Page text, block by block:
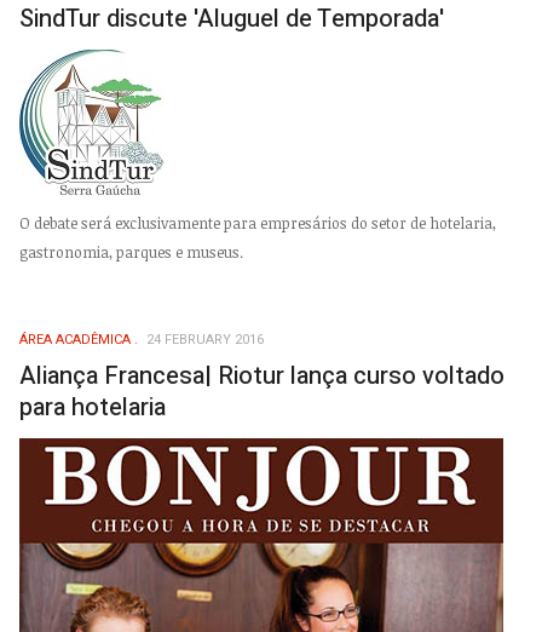
SindTur discute 'Aluguel de Temporada'
O debate será exclusivamente para empresários do setor de hotelaria,
gastronomia, parques e museus.
ÁREA ACADÊMICA 24 FEBRUARY 2016
Aliança Francesa| Riotur lança curso voltado
para hotelaria